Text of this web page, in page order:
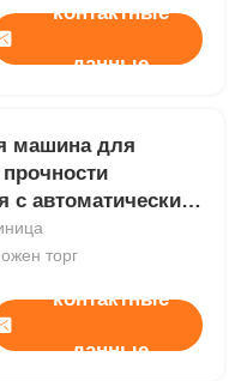
контактные
данные
машина для
с автоматическим
стандарту
торг
контактные
данные